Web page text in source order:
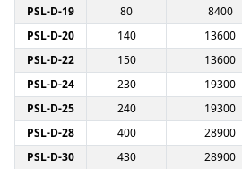
PSL-D-19
80 8400
PSL-D-20
140 13600
PSL-D-22
150 13600
PSL-D-24
230 19300
PSL-D-25
240 19300
PSL-D-28
400 28900
PSL-D-30
430 28900